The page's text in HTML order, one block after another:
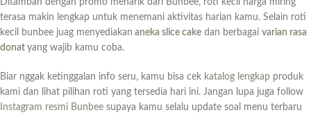
Ditambah dengan promo menarik dari Bunbee, roti kecil harga miring
terasa makin lengkap untuk menemani aktivitas harian kamu. Selain roti
kecil bunbee juag menyediakan aneka slice cake dan berbagai varian rasa
donat yang wajib kamu coba.
Biar nggak ketinggalan info seru, kamu bisa cek katalog lengkap produk
kami dan lihat pilihan roti yang tersedia hari ini. Jangan lupa juga follow
Instagram resmi Bunbee supaya kamu selalu update soal menu terbaru